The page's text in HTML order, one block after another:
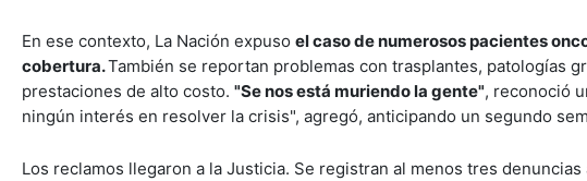
En ese contexto, La Nación expuso el caso de numerosos pacientes
cobertura.También se reportan problemas con trasplantes, patologías
prestaciones de alto costo. "Se nos está muriendo la gente", reconoció
ningún interés en resolver la crisis", agregó, anticipando un segundo
Los reclamos llegaron a la Justicia. Se registran al menos tres